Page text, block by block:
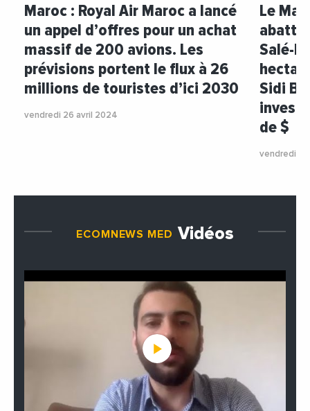
Maroc : Royal Air Maroc a lancé
un appel d’offres pour un achat
massif de 200 avions. Les
prévisions portent le flux à 26
millions de touristes d’ici 2030
vendredi 26 avril 2024
Le
Salé-
Sidi
de $
vendredi
ECOMNEWS MED Vidéos